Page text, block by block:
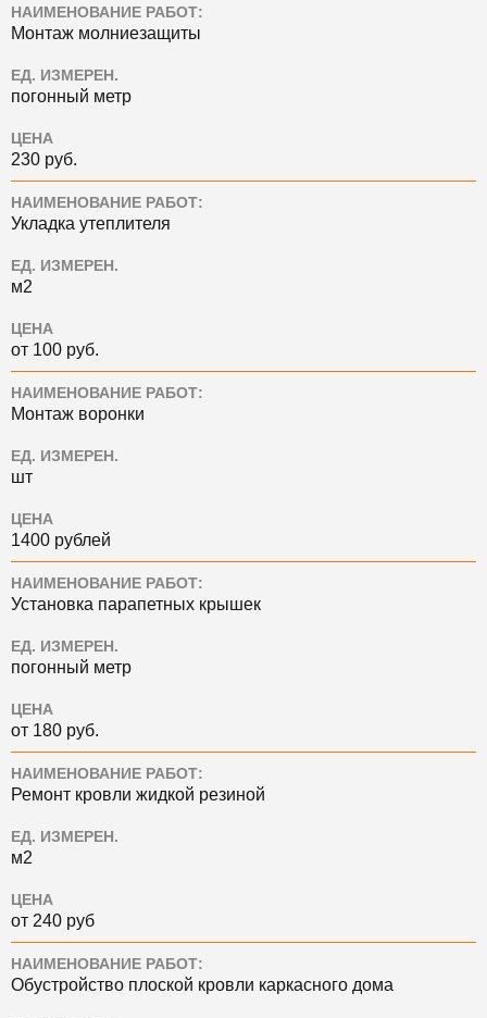
НАИМЕНОВАНИЕ РАБОТ:
Монтаж молниезащиты
ЕД. ИЗМЕРЕН.
погонный метр
ЦЕНА
230 руб.
НАИМЕНОВАНИЕ РАБОТ:
Укладка утеплителя
ЕД. ИЗМЕРЕН.
м2
ЦЕНА
от 100 руб.
НАИМЕНОВАНИЕ РАБОТ:
Монтаж воронки
ЕД. ИЗМЕРЕН.
шт
ЦЕНА
1400 рублей
НАИМЕНОВАНИЕ РАБОТ:
Установка парапетных крышек
ЕД. ИЗМЕРЕН.
погонный метр
ЦЕНА
от 180 руб.
НАИМЕНОВАНИЕ РАБОТ:
Ремонт кровли жидкой резиной
ЕД. ИЗМЕРЕН.
м2
ЦЕНА
от 240 руб
НАИМЕНОВАНИЕ РАБОТ:
Обустройство плоской кровли каркасного дома